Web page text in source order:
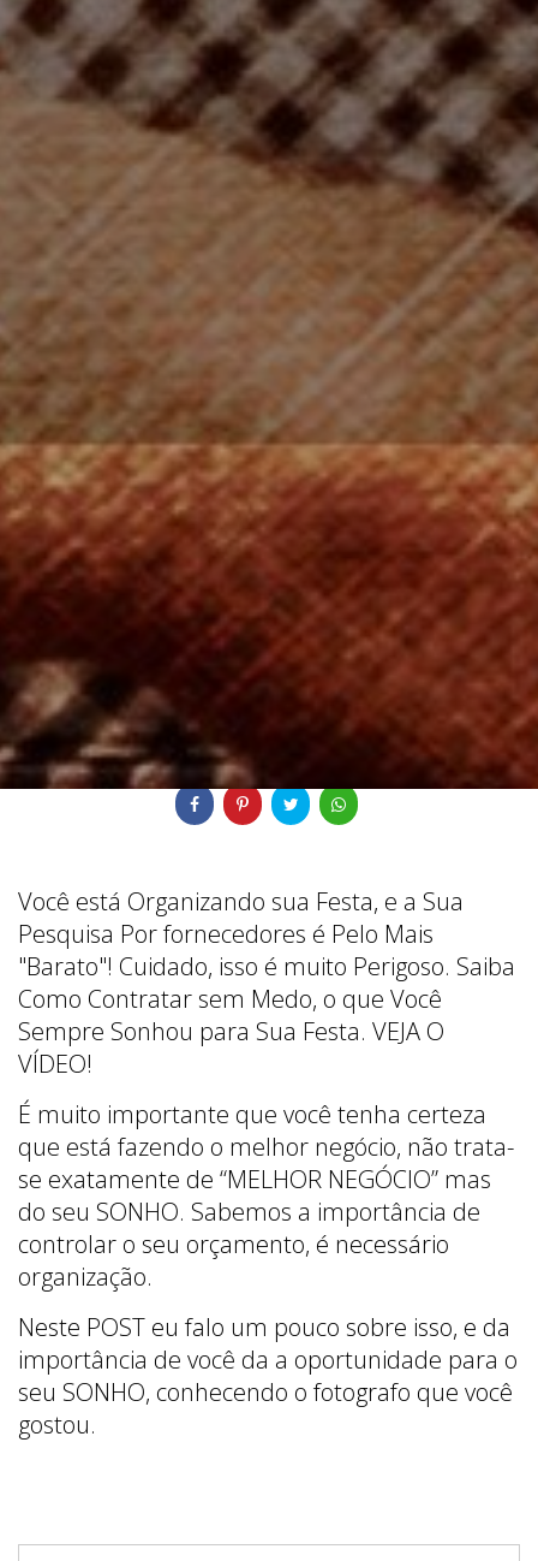
Veja mais: Canal Youtube Dicas Casamento
Compartilhe
Você está Organizando sua Festa, e a Sua
Pesquisa Por fornecedores é Pelo Mais
"Barato"! Cuidado, isso é muito Perigoso. Saiba
Como Contratar sem Medo, o que Você
Sempre Sonhou para Sua Festa. VEJA O
VÍDEO!
É muito importante que você tenha certeza
que está fazendo o melhor negócio, não trata-
se exatamente de “MELHOR NEGÓCIO” mas
do seu SONHO. Sabemos a importância de
controlar o seu orçamento, é necessário
organização.
Neste POST eu falo um pouco sobre isso, e da
importância de você da a oportunidade para o
seu SONHO, conhecendo o fotografo que você
gostou.